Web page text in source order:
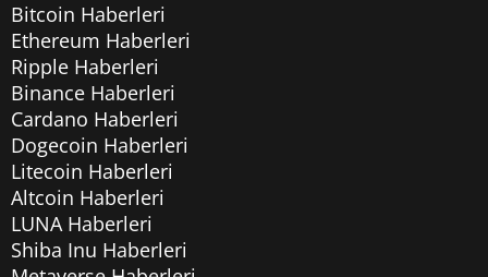
Bitcoin Haberleri
Ethereum Haberleri
Ripple Haberleri
Binance Haberleri
Cardano Haberleri
Dogecoin Haberleri
Litecoin Haberleri
Altcoin Haberleri
LUNA Haberleri
Shiba Inu Haberleri